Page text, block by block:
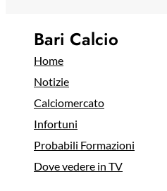
Bari Calcio
Home
Notizie
Calciomercato
Infortuni
Probabili Formazioni
Dove vedere in TV